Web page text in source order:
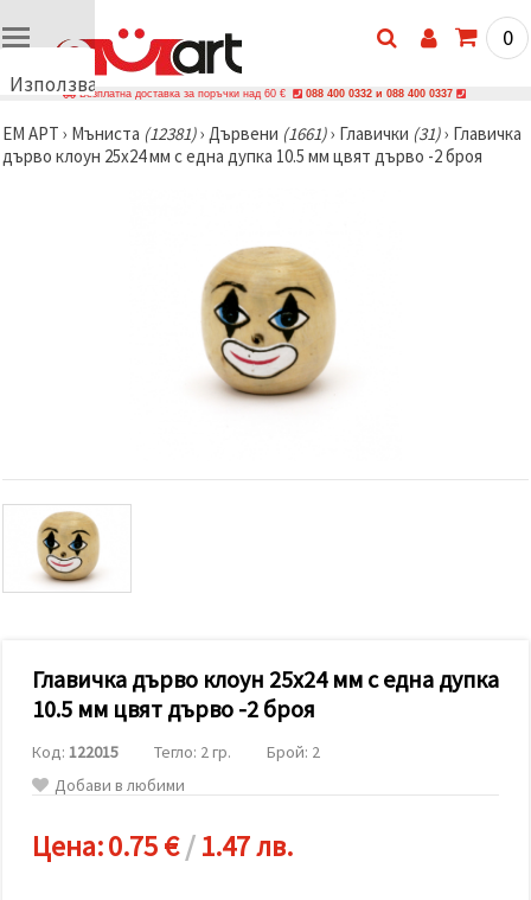
Използваме
🍪
Използваме
да
показваме
релевантно
съдържание
и реклами,
включително
за анализ
маркетинг.
съгласиш
всички
"бисквитки"
0
Безплатна доставка за поръчки над 60 € 088 400 0332 и 088 400 0337
ЕМ АРТ › Мъниста (12381)› Дървени (1661)› Главички (31)› Главичка
дърво клоун 25x24 мм с една дупка 10.5 мм цвят дърво -2 броя
Главичка дърво клоун 25x24 мм с една дупка
10.5 мм цвят дърво -2 броя
Код: 122015 Тегло: 2 гр.
Брой: 2
Добави в любими
Цена:0.75 €/1.47 лв.